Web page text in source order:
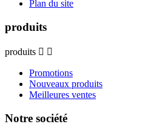
Plan du site
produits
produits  
Promotions
Nouveaux produits
Meilleures ventes
Notre société